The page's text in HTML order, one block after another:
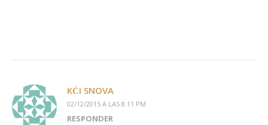
KĆI SNOVA
02/12/2015 A LAS 8:11 PM
RESPONDER